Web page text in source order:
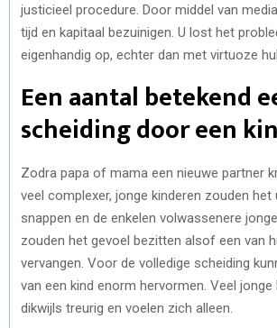
justicieel procedure. Door middel van
tijd en kapitaal bezuinigen. U lost het
eigenhandig op, echter dan met virtuoze
Een aantal betekend
scheiding door een
Zodra papa of mama een nieuwe partner
veel complexer, jonge kinderen zouden het
snappen en de enkelen volwassenere
zouden het gevoel bezitten alsof een van
vervangen. Voor de volledige scheiding
van een kind enorm hervormen. Veel jonge
dikwijls treurig en voelen zich alleen.